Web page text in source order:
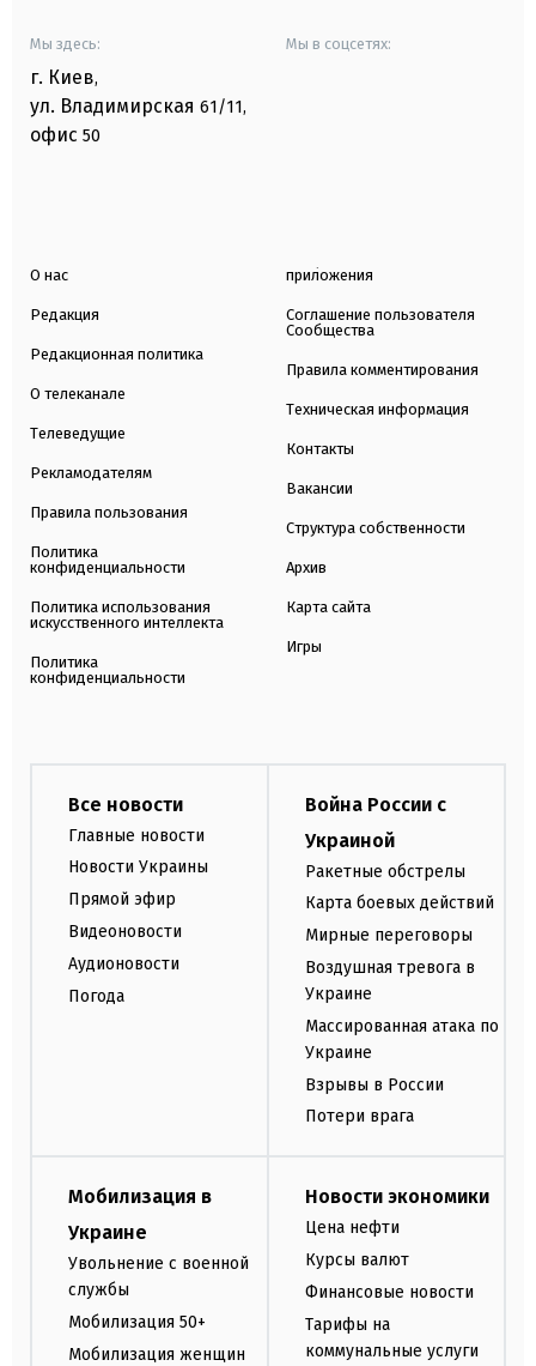
Мы здесь:
г. Киев,
ул. Владимирская 61/11,
офис 50
Мы в соцсетях:
О нас
Редакция
Редакционная политика
О телеканале
Телеведущие
Рекламодателям
Правила пользования
Политика
конфиденциальности
Политика использования
искусственного интеллекта
Политика
конфиденциальности
приложения
Соглашение пользователя
Сообщества
Правила комментирования
Техническая информация
Контакты
Вакансии
Структура собственности
Архив
Карта сайта
Игры
Все новости
Главные новости
Новости Украины
Прямой эфир
Видеоновости
Аудионовости
Погода
Война России с
Украиной
Ракетные обстрелы
Карта боевых действий
Мирные переговоры
Воздушная тревога в
Украине
Массированная атака по
Украине
Взрывы в России
Потери врага
Мобилизация в
Украине
Увольнение с военной
службы
Мобилизация 50+
Мобилизация женщин
Новости экономики
Цена нефти
Курсы валют
Финансовые новости
Тарифы на
коммунальные услуги